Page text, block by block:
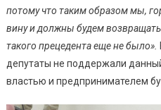
потому что таким образом мы,
вину и должны будем
такого прецедента еще не было».
депутаты не поддержали
властью и предпринимателем